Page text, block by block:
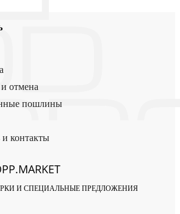
отмена
пошлины
контакты
И СПЕЦИАЛЬНЫЕ ПРЕДЛОЖЕНИЯ